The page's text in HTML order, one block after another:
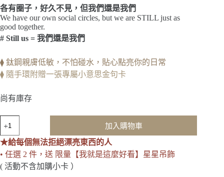
各有圈子，好久不見，但我們還是我們
We have our own social circles, but we are STILL just as
good together.
# Still us = 我們還是我們
⧫ 鈦鋼親膚低敏，不怕碰水，貼心點亮你的日常
⧫ 隨手環附贈一張專屬小意思金句卡
尚有庫存
us
一
既
往
加入購物車
★給每個無法拒絕漂亮東西的人
• 任選 2 件，送 限量【我就是這麼好看】星星吊飾
( 活動不含加購小卡 ）